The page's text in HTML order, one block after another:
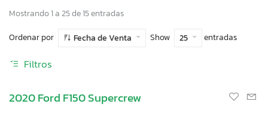
Mostrando 1 a 25 de 15 entradas
Ordenar por
Fecha de Venta Show 25 entradas
Filtros
2020 Ford F150 Supercrew